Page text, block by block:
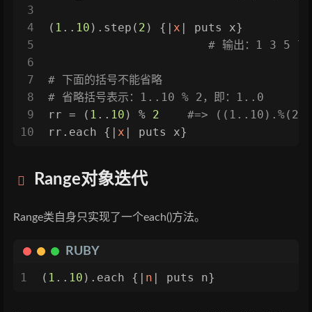
3
4
5
6
7
8
9
10
( 1 .. 10 ).step( 2 ) {| x | puts x}
# 输出：1 3 5 7
# 下面的括号不能省略
# 省略括号表示：1..10 % 2，即：1..0
rr = ( 1 .. 10 ) % 2
#=> ((1..10).%(2))
rr.each {| x | puts x}
Range对象迭代
Range类自身只实现了一个each()方法。
RUBY
1
( 1 .. 10 ).each {| n | puts n}